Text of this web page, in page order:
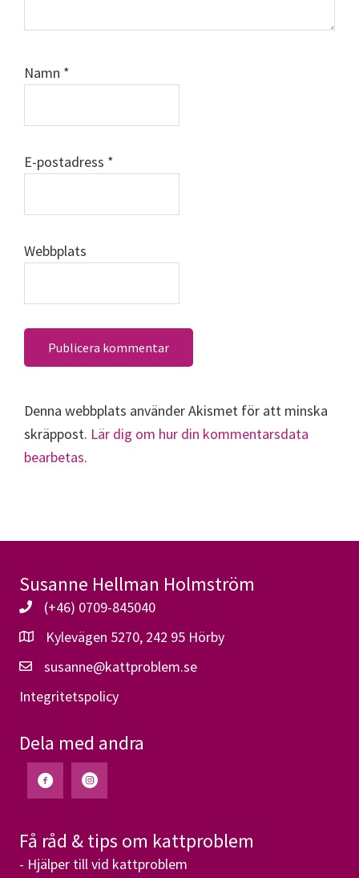
Namn *
E-postadress *
Webbplats
Denna webbplats använder Akismet för att minska
skräppost. Lär dig om hur din kommentarsdata
bearbetas.
Susanne Hellman Holmström
(+46) 0709-845040
Kylevägen 5270, 242 95 Hörby
susanne@kattproblem.se
Integritetspolicy
Dela med andra
Få råd & tips om kattproblem
- Hjälper till vid kattproblem